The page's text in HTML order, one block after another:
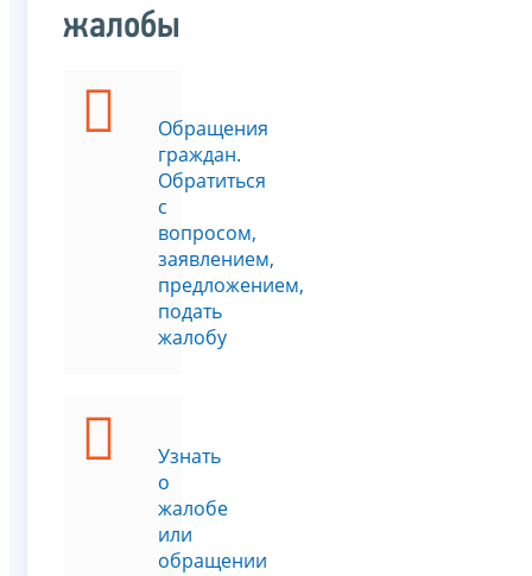
жалобы
Обращения
граждан.
Обратиться
с
вопросом,
заявлением,
предложением,
подать
жалобу
Узнать
о
жалобе
или
обращении